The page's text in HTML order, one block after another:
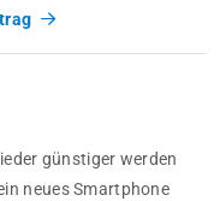
günstiger werden
neues Smartphone